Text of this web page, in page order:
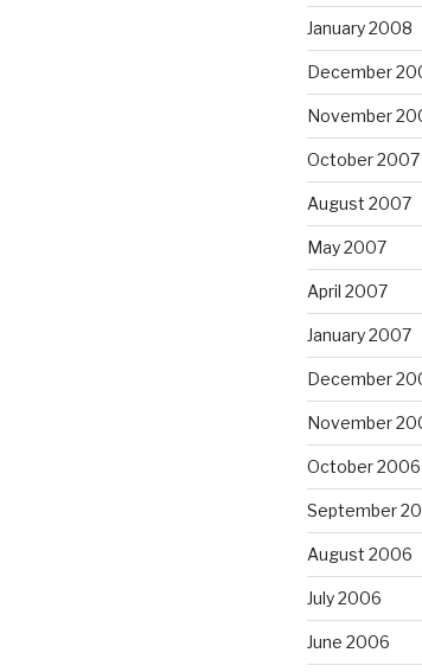
January 2008
December
November
October 2007
August 2007
May 2007
April 2007
January 2007
December
November
October 2006
September
August 2006
July 2006
June 2006